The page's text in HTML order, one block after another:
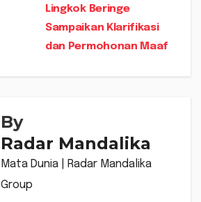
Lingkok Beringe
Sampaikan Klarifikasi
dan Permohonan Maaf
By
Radar Mandalika
Mata Dunia | Radar Mandalika
Group